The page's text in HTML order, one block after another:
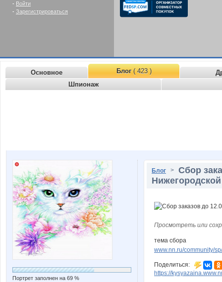
- Войти
- Зарегистрироваться
Основное Блог( 423 )
Шпионаж
Портрет заполнен на 69 %
Блог > Сбор
Просмотреть или
тема сбора
www.nn.ru/community/
Поделиться:
https://